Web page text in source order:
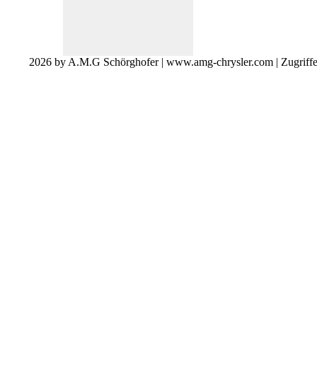
2026 by A.M.G Schörghofer | www.amg-chrysler.com |